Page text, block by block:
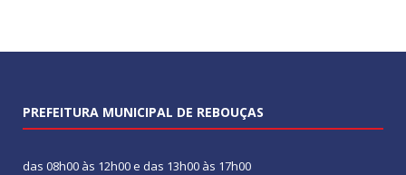
PREFEITURA MUNICIPAL DE REBOUÇAS
das 08h00 às 12h00 e das 13h00 às 17h00